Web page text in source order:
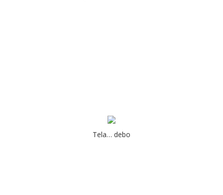
Tela… debo